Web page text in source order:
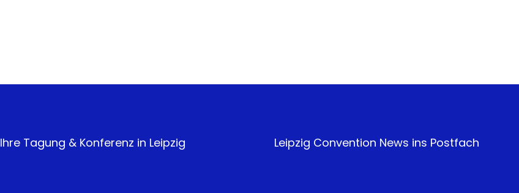
Ihre Tagung & Konferenz in Leipzig Leipzig Convention News ins Postfach